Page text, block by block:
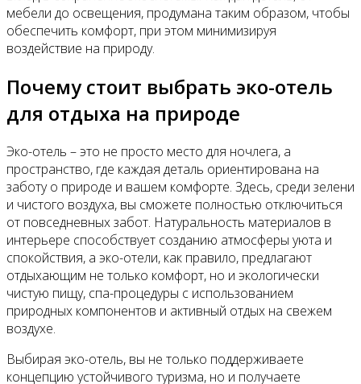
мебели до освещения, продумана таким образом, чтобы
обеспечить комфорт, при этом минимизируя
воздействие на природу.
Почему стоит выбрать эко-отель
для отдыха на природе
Эко-отель – это не просто место для ночлега, а
пространство, где каждая деталь ориентирована на
заботу о природе и вашем комфорте. Здесь, среди зелени
и чистого воздуха, вы сможете полностью отключиться
от повседневных забот. Натуральность материалов в
интерьере способствует созданию атмосферы уюта и
спокойствия, а эко-отели, как правило, предлагают
отдыхающим не только комфорт, но и экологически
чистую пищу, спа-процедуры с использованием
природных компонентов и активный отдых на свежем
воздухе.
Выбирая эко-отель, вы не только поддерживаете
концепцию устойчивого туризма, но и получаете